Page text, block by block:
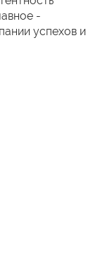
-
успехов и